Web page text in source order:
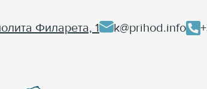
Филарета, 1 k@prihod.info